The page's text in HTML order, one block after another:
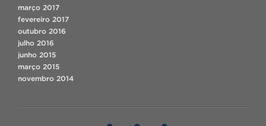
março 2017
fevereiro 2017
outubro 2016
julho 2016
junho 2015
março 2015
novembro 2014